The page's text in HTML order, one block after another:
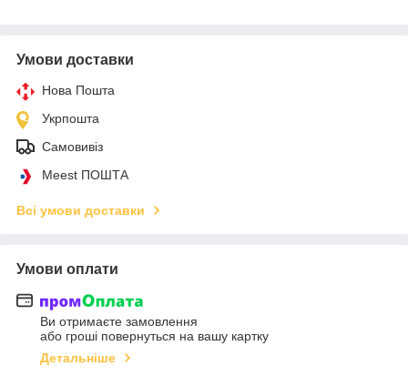
Умови доставки
Нова Пошта
Укрпошта
Самовивіз
Meest ПОШТА
Всі умови доставки
Умови оплати
Ви отримаєте замовлення
або гроші повернуться на вашу картку
Детальніше